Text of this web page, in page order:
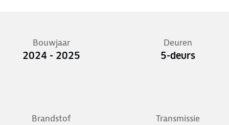
Bouwjaar
2024 - 2025
Deuren
5-deurs
Brandstof Transmissie